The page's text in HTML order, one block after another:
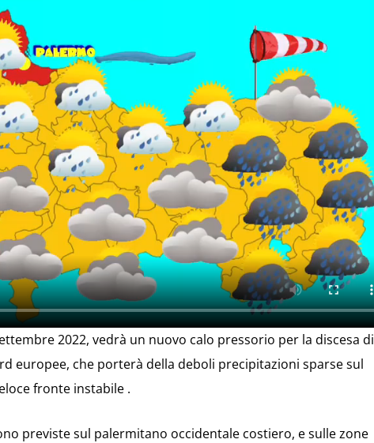
2022, vedrà un nuovo calo pressorio per la discesa di
europee, che porterà della deboli precipitazioni sparse sul
fronte instabile .
previste sul palermitano occidentale costiero, e sulle zone